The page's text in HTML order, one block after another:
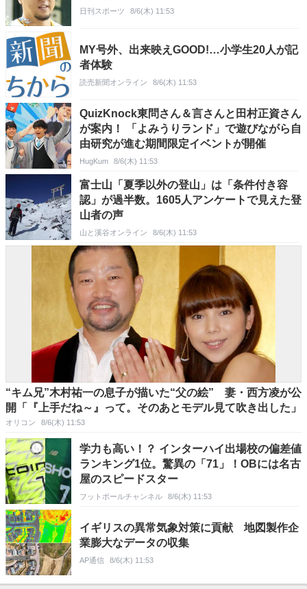
日刊スポーツ 8/6(木) 11:53
MY号外、出来映えGOOD!…小学生20人が記
者体験
読売新聞オンライン 8/6(木) 11:53
QuizKnock東問さん＆言さんと田村正資さん
が案内！ 「よみうりランド」で遊びながら自
由研究が進む期間限定イベントが開催
HugKum 8/6(木) 11:53
富士山「夏季以外の登山」は「条件付き容
認」が過半数。1605人アンケートで見えた登
山者の声
山と溪谷オンライン 8/6(木) 11:53
“キム兄”木村祐一の息子が描いた“父の絵” 妻・西方凌が公
開「『上手だね～』って。そのあとモデル見て吹き出した」
オリコン 8/6(木) 11:53
学力も高い！？ インターハイ出場校の偏差値
ランキング1位。驚異の「71」！OBには名古
屋のスピードスター
フットボールチャンネル 8/6(木) 11:53
イギリスの異常気象対策に貢献 地図製作企
業膨大なデータの収集
AP通信 8/6(木) 11:53